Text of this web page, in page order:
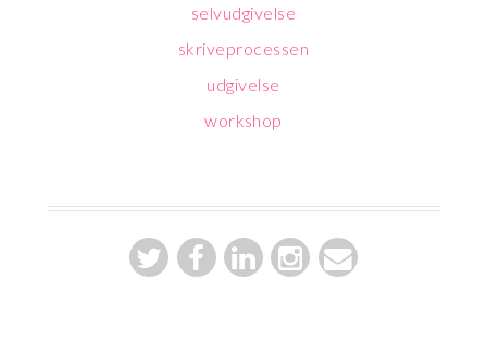
selvudgivelse
skriveprocessen
udgivelse
workshop